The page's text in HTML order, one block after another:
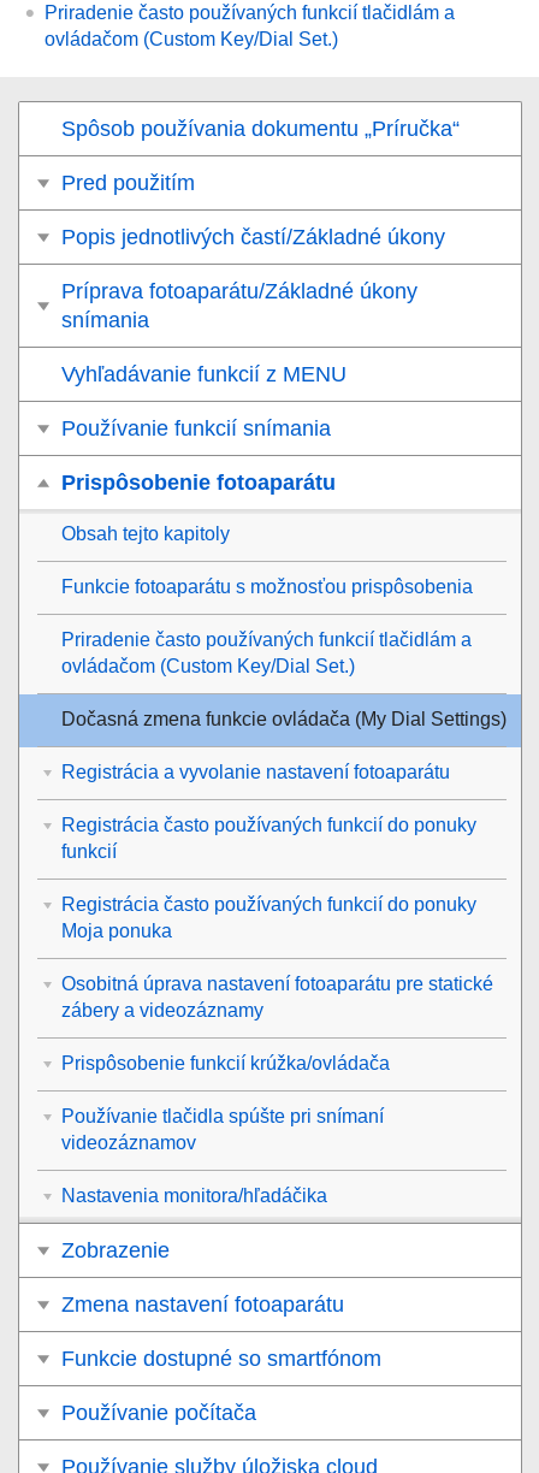
Priradenie často používaných funkcií tlačidlám a
ovládačom (Custom Key/Dial Set.)
Spôsob používania dokumentu „Príručka“
Pred použitím
Popis jednotlivých častí/Základné úkony
Príprava fotoaparátu/Základné úkony
snímania
Vyhľadávanie funkcií z MENU
Používanie funkcií snímania
Prispôsobenie fotoaparátu
Obsah tejto kapitoly
Funkcie fotoaparátu s možnosťou prispôsobenia
Priradenie často používaných funkcií tlačidlám a
ovládačom (Custom Key/Dial Set.)
Dočasná zmena funkcie ovládača (My Dial Settings)
Registrácia a vyvolanie nastavení fotoaparátu
Registrácia často používaných funkcií do ponuky
funkcií
Registrácia často používaných funkcií do ponuky
Moja ponuka
Osobitná úprava nastavení fotoaparátu pre statické
zábery a videozáznamy
Prispôsobenie funkcií krúžka/ovládača
Používanie tlačidla spúšte pri snímaní
videozáznamov
Nastavenia monitora/hľadáčika
Zobrazenie
Zmena nastavení fotoaparátu
Funkcie dostupné so smartfónom
Používanie počítača
Používanie služby úložiska cloud